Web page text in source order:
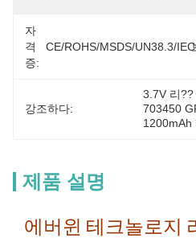
자
격
증:
CE/ROHS/MSDS/UN38.3/
강조하다:
3.7V 리
703450
1200mAh
제품 설명
에버윈 테크놀로지